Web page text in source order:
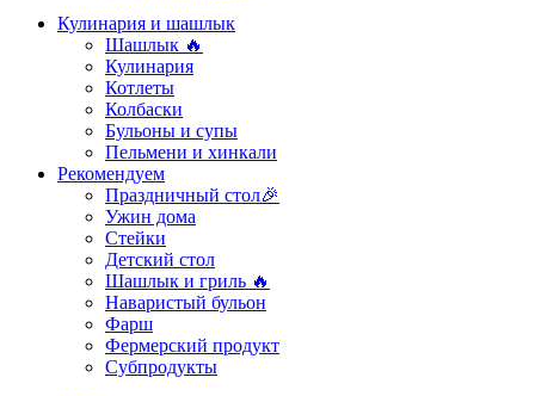
Кулинария и шашлык
Шашлык 🔥
Кулинария
Котлеты
Колбаски
Бульоны и супы
Пельмени и хинкали
Рекомендуем
Праздничный стол🎉
Ужин дома
Стейки
Детский стол
Шашлык и гриль 🔥
Наваристый бульон
Фарш
Фермерский продукт
Субпродукты